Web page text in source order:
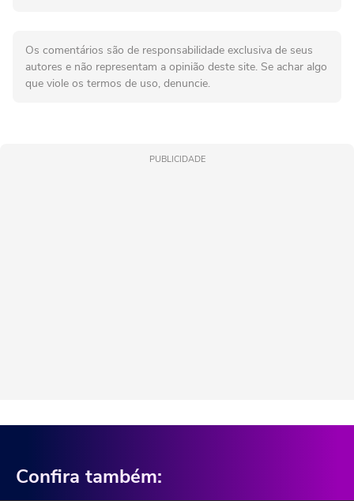
Os comentários são de responsabilidade exclusiva de seus
autores e não representam a opinião deste site. Se achar algo
que viole os termos de uso, denuncie.
PUBLICIDADE
Confira também: